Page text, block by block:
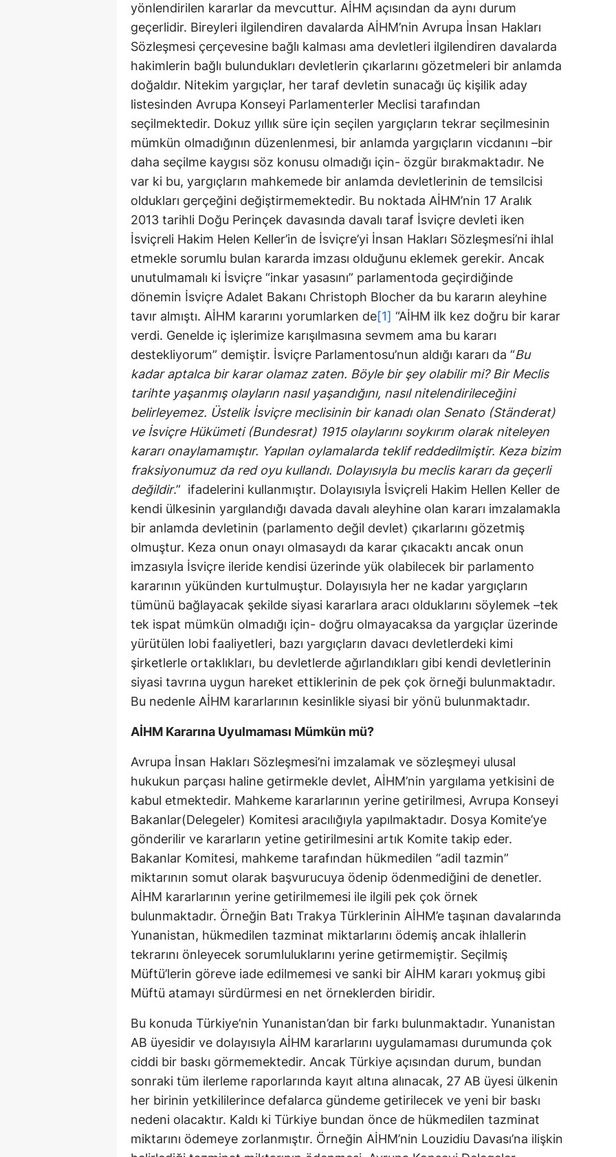
yönlendirilen kararlar da mevcuttur. AİHM açısından da aynı durum
geçerlidir. Bireyleri ilgilendiren davalarda AİHM’nin Avrupa İnsan Hakları
Sözleşmesi çerçevesine bağlı kalması ama devletleri ilgilendiren davalarda
hakimlerin bağlı bulundukları devletlerin çıkarlarını gözetmeleri bir anlamda
doğaldır. Nitekim yargıçlar, her taraf devletin sunacağı üç kişilik aday
listesinden Avrupa Konseyi Parlamenterler Meclisi tarafından
seçilmektedir. Dokuz yıllık süre için seçilen yargıçların tekrar seçilmesinin
mümkün olmadığının düzenlenmesi, bir anlamda yargıçların vicdanını –bir
daha seçilme kaygısı söz konusu olmadığı için- özgür bırakmaktadır. Ne
var ki bu, yargıçların mahkemede bir anlamda devletlerinin de temsilcisi
oldukları gerçeğini değiştirmemektedir. Bu noktada AİHM’nin 17 Aralık
2013 tarihli Doğu Perinçek davasında davalı taraf İsviçre devleti iken
İsviçreli Hakim Helen Keller’in de İsviçre’yi İnsan Hakları Sözleşmesi’ni ihlal
etmekle sorumlu bulan kararda imzası olduğunu eklemek gerekir. Ancak
unutulmamalı ki İsviçre “inkar yasasını” parlamentoda geçirdiğinde
dönemin İsviçre Adalet Bakanı Christoph Blocher da bu kararın aleyhine
tavır almıştı. AİHM kararını yorumlarken de[1] “AİHM ilk kez doğru bir karar
verdi. Genelde iç işlerimize karışılmasına sevmem ama bu kararı
destekliyorum” demiştir. İsviçre Parlamentosu’nun aldığı kararı da “Bu
kadar aptalca bir karar olamaz zaten. Böyle bir şey olabilir mi? Bir Meclis
tarihte yaşanmış olayların nasıl yaşandığını, nasıl nitelendirileceğini
belirleyemez. Üstelik İsviçre meclisinin bir kanadı olan Senato (Ständerat)
ve İsviçre Hükümeti (Bundesrat) 1915 olaylarını soykırım olarak niteleyen
kararı onaylamamıştır. Yapılan oylamalarda teklif reddedilmiştir. Keza bizim
fraksiyonumuz da red oyu kullandı. Dolayısıyla bu meclis kararı da geçerli
değildir.” ifadelerini kullanmıştır. Dolayısıyla İsviçreli Hakim Hellen Keller de
kendi ülkesinin yargılandığı davada davalı aleyhine olan kararı imzalamakla
bir anlamda devletinin (parlamento değil devlet) çıkarlarını gözetmiş
olmuştur. Keza onun onayı olmasaydı da karar çıkacaktı ancak onun
imzasıyla İsviçre ileride kendisi üzerinde yük olabilecek bir parlamento
kararının yükünden kurtulmuştur. Dolayısıyla her ne kadar yargıçların
tümünü bağlayacak şekilde siyasi kararlara aracı olduklarını söylemek –tek
tek ispat mümkün olmadığı için- doğru olmayacaksa da yargıçlar üzerinde
yürütülen lobi faaliyetleri, bazı yargıçların davacı devletlerdeki kimi
şirketlerle ortaklıkları, bu devletlerde ağırlandıkları gibi kendi devletlerinin
siyasi tavrına uygun hareket ettiklerinin de pek çok örneği bulunmaktadır.
Bu nedenle AİHM kararlarının kesinlikle siyasi bir yönü bulunmaktadır.
AİHM Kararına Uyulmaması Mümkün mü?
Avrupa İnsan Hakları Sözleşmesi’ni imzalamak ve sözleşmeyi ulusal
hukukun parçası haline getirmekle devlet, AİHM’nin yargılama yetkisini de
kabul etmektedir. Mahkeme kararlarının yerine getirilmesi, Avrupa Konseyi
Bakanlar(Delegeler) Komitesi aracılığıyla yapılmaktadır. Dosya Komite’ye
gönderilir ve kararların yetine getirilmesini artık Komite takip eder.
Bakanlar Komitesi, mahkeme tarafından hükmedilen “adil tazmin”
miktarının somut olarak başvurucuya ödenip ödenmediğini de denetler.
AİHM kararlarının yerine getirilmemesi ile ilgili pek çok örnek
bulunmaktadır. Örneğin Batı Trakya Türklerinin AİHM’e taşınan davalarında
Yunanistan, hükmedilen tazminat miktarlarını ödemiş ancak ihlallerin
tekrarını önleyecek sorumluluklarını yerine getirmemiştir. Seçilmiş
Müftü’lerin göreve iade edilmemesi ve sanki bir AİHM kararı yokmuş gibi
Müftü atamayı sürdürmesi en net örneklerden biridir.
Bu konuda Türkiye’nin Yunanistan’dan bir farkı bulunmaktadır. Yunanistan
AB üyesidir ve dolayısıyla AİHM kararlarını uygulamaması durumunda çok
ciddi bir baskı görmemektedir. Ancak Türkiye açısından durum, bundan
sonraki tüm ilerleme raporlarında kayıt altına alınacak, 27 AB üyesi ülkenin
her birinin yetkililerince defalarca gündeme getirilecek ve yeni bir baskı
nedeni olacaktır. Kaldı ki Türkiye bundan önce de hükmedilen tazminat
miktarını ödemeye zorlanmıştır. Örneğin AİHM’nin Louzidiu Davası’na ilişkin